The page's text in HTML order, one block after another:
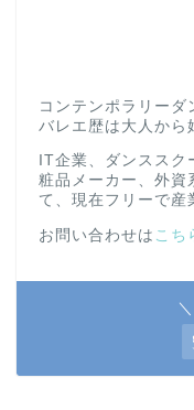
コンテンポラリーダ
バレエ歴は大人から
IT企業、ダンスス
粧品メーカー、外資
て、現在フリーで産
お問い合わせは こち